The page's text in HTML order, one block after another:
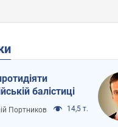
балістиці
Портников 14,5 т.